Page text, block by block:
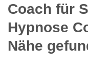
Coach für
Hypnose
Nähe